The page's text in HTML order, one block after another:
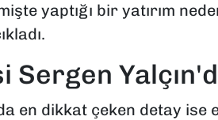
yaptığı bir yatırım
Sergen
en dikkat çeken detay ise